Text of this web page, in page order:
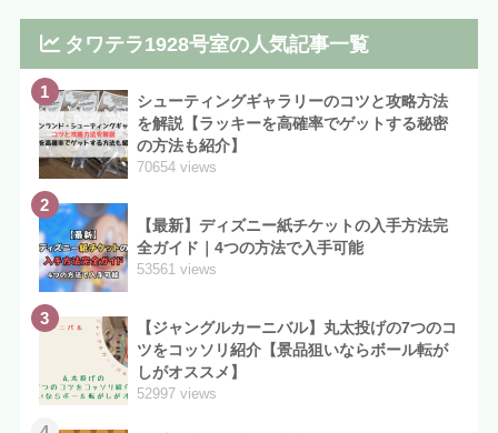
タワテラ1928号室の人気記事一覧
1
シューティングギャラリーのコツと攻略方法
を解説【ラッキーを高確率でゲットする秘密
の方法も紹介】
70654 views
2
【最新】ディズニー紙チケットの入手方法完
全ガイド｜4つの方法で入手可能
53561 views
3
【ジャングルカーニバル】丸太投げの7つのコ
ツをコッソリ紹介【景品狙いならボール転が
しがオススメ】
52997 views